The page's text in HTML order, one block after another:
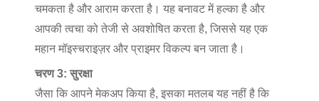
चमकता है और आराम करता है। यह बनावट में हल्का है और
आपकी त्वचा को तेजी से अवशोषित करता है, जिससे यह एक
महान मॉइस्चराइज़र और प्राइमर विकल्प बन जाता है।
चरण 3: सुरक्षा
जैसा कि आपने मेकअप किया है, इसका मतलब यह नहीं है कि